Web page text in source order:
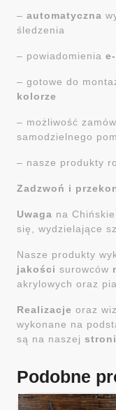
– automatyczna
śledzenia
– powiadomienia
– gotowe do
kolorze
– możliwość
samodzielnego
– nasze produkty
Zadzwoń i
Uwaga na
się, wydzielające
Nasze produkty
jakości surowców
akrylowych oraz
Realizacje oraz
wykonane na
są na naszej
Podobne